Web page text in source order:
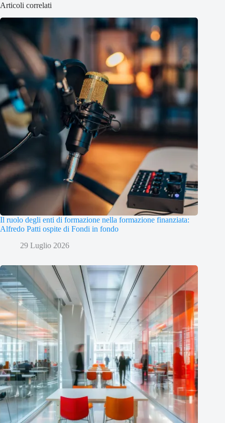
Articoli correlati
Il ruolo degli enti di formazione nella formazione finanziata:
Alfredo Patti ospite di Fondi in fondo
29 Luglio 2026